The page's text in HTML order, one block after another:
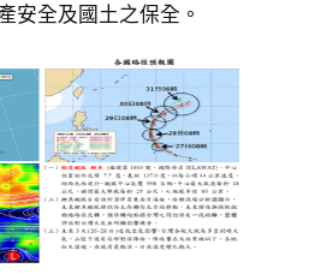
安全及國土之保全。